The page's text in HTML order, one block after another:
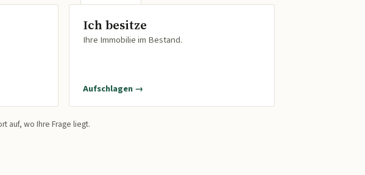
Ich besitze
Ihre Immobilie im Bestand.
Aufschlagen →
auf, wo Ihre Frage liegt.